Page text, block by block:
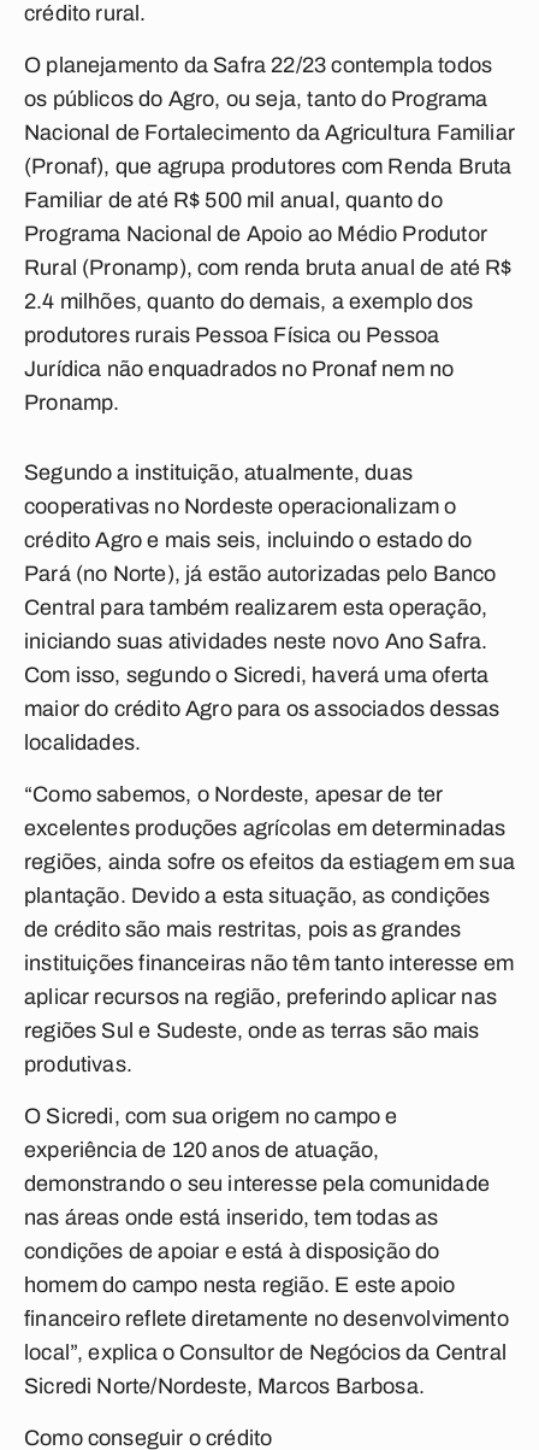
crédito rural.
O planejamento da Safra 22/23 contempla todos
os públicos do Agro, ou seja, tanto do Programa
Nacional de Fortalecimento da Agricultura Familiar
(Pronaf), que agrupa produtores com Renda Bruta
Familiar de até R$ 500 mil anual, quanto do
Programa Nacional de Apoio ao Médio Produtor
Rural (Pronamp), com renda bruta anual de até R$
2.4 milhões, quanto do demais, a exemplo dos
produtores rurais Pessoa Física ou Pessoa
Jurídica não enquadrados no Pronaf nem no
Pronamp.
Segundo a instituição, atualmente, duas
cooperativas no Nordeste operacionalizam o
crédito Agro e mais seis, incluindo o estado do
Pará (no Norte), já estão autorizadas pelo Banco
Central para também realizarem esta operação,
iniciando suas atividades neste novo Ano Safra.
Com isso, segundo o Sicredi, haverá uma oferta
maior do crédito Agro para os associados dessas
localidades.
“Como sabemos, o Nordeste, apesar de ter
excelentes produções agrícolas em determinadas
regiões, ainda sofre os efeitos da estiagem em sua
plantação. Devido a esta situação, as condições
de crédito são mais restritas, pois as grandes
instituições financeiras não têm tanto interesse em
aplicar recursos na região, preferindo aplicar nas
regiões Sul e Sudeste, onde as terras são mais
produtivas.
O Sicredi, com sua origem no campo e
experiência de 120 anos de atuação,
demonstrando o seu interesse pela comunidade
nas áreas onde está inserido, tem todas as
condições de apoiar e está à disposição do
homem do campo nesta região. E este apoio
financeiro reflete diretamente no desenvolvimento
local”, explica o Consultor de Negócios da Central
Sicredi Norte/Nordeste, Marcos Barbosa.
Como conseguir o crédito